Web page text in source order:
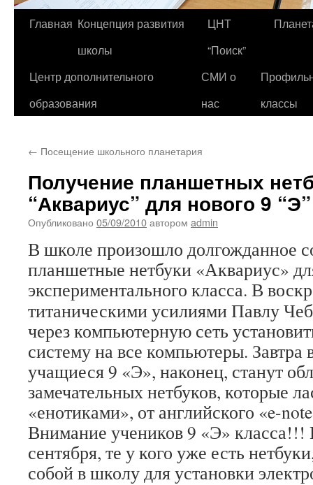
Перейти
содержимому
Главная Концепция развития
школы
ЦНТ
“Поиск”
Центр дополнительного
образования
СМИ о
нас
классы
← Посещение школьного планетария
Получение планшетных
“Аквариус” для нового 9
Опубликовано 05/09/2010автором admin
В школе произошло долгожданное
планшетные нетбуки «Аквариус»
экспериментального класса. В
титаническими усилиями Павлу
через компьютерную сеть
систему на все компьютеры. Завтра
учащиеся 9 «Э», наконец, станут
замечательных нетбуков, которые
«енотиками», от английского «e-
Внимание учеников 9 «Э» класса!!!
сентября, те у кого уже есть
собой в школу для установки